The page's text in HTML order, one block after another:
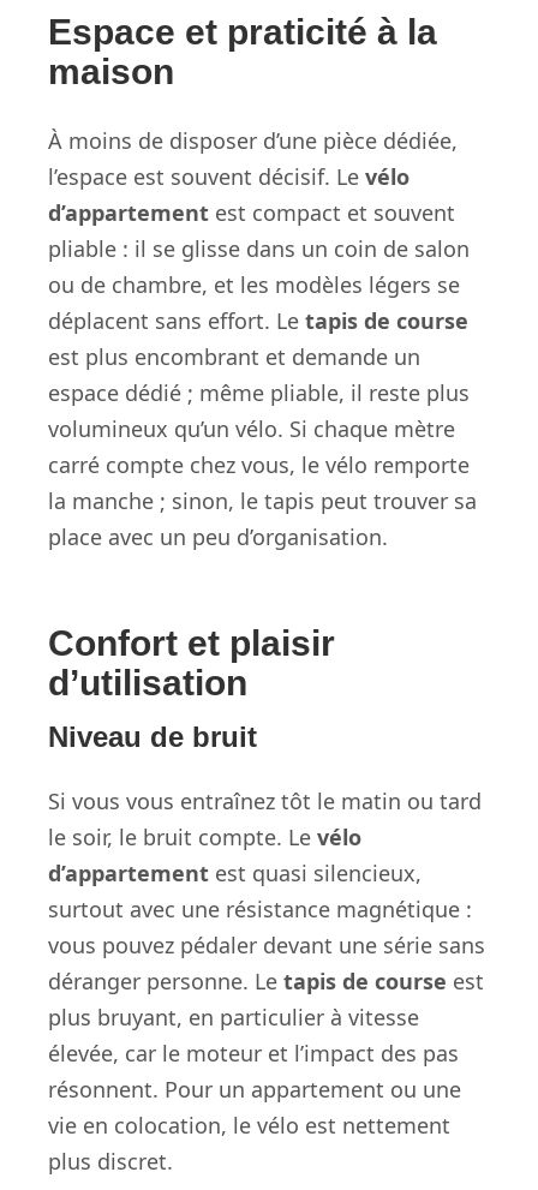
Espace et praticité à la
maison
À moins de disposer d’une pièce dédiée,
l’espace est souvent décisif. Le vélo
d’appartement est compact et souvent
pliable : il se glisse dans un coin de salon
ou de chambre, et les modèles légers se
déplacent sans effort. Le tapis de course
est plus encombrant et demande un
espace dédié ; même pliable, il reste plus
volumineux qu’un vélo. Si chaque mètre
carré compte chez vous, le vélo remporte
la manche ; sinon, le tapis peut trouver sa
place avec un peu d’organisation.
Confort et plaisir
d’utilisation
Niveau de bruit
Si vous vous entraînez tôt le matin ou tard
le soir, le bruit compte. Le vélo
d’appartement est quasi silencieux,
surtout avec une résistance magnétique :
vous pouvez pédaler devant une série sans
déranger personne. Le tapis de course est
plus bruyant, en particulier à vitesse
élevée, car le moteur et l’impact des pas
résonnent. Pour un appartement ou une
vie en colocation, le vélo est nettement
plus discret.